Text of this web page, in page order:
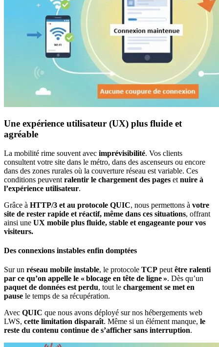
Une expérience utilisateur (UX) plus fluide et
agréable
La mobilité rime souvent avec imprévisibilité. Vos clients
consultent votre site dans le métro, dans des ascenseurs ou encore
dans des zones rurales où la couverture réseau est variable. Ces
conditions peuvent ralentir le chargement des pages et nuire à
l’expérience utilisateur.
Grâce à HTTP/3 et au protocole QUIC, nous permettons à votre
site de rester rapide et réactif, même dans ces situations, offrant
ainsi une UX mobile plus fluide, stable et engageante pour vos
visiteurs.
Des connexions instables enfin domptées
Sur un réseau mobile instable, le protocole TCP peut être ralenti
par ce qu’on appelle le « blocage en tête de ligne ». Dès qu’un
paquet de données est perdu, tout le chargement se met en
pause le temps de sa récupération.
Avec QUIC que nous avons déployé sur nos hébergements web
LWS, cette limitation disparaît. Même si un élément manque, le
reste du contenu continue de s’afficher sans interruption.